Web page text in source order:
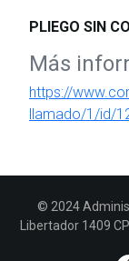
PLIEGO SIN
Más
https://
llamado/1/id/
© 2024
Libertador 1409